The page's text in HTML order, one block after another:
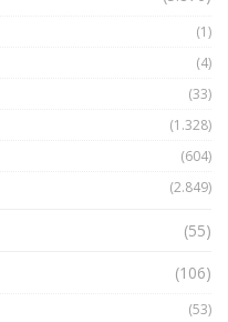
(1)
(4)
(33)
(1.328)
(604)
(2.849)
(55)
(106)
(53)